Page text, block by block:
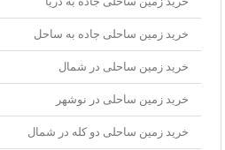
خرید زمین ساحلی جاده به ساحل
خرید زمین ساحلی در شمال
خرید زمین ساحلی در نوشهر
خرید زمین ساحلی دو کله در شمال